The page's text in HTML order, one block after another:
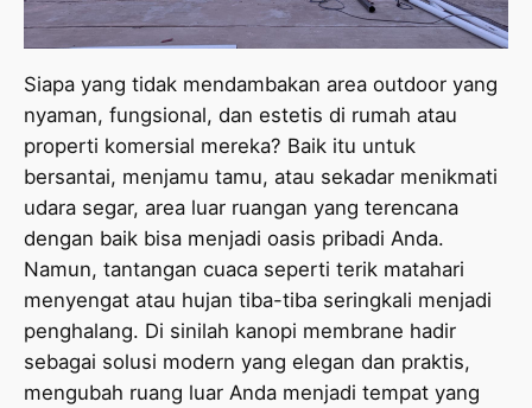
Siapa yang tidak mendambakan area outdoor yang
nyaman, fungsional, dan estetis di rumah atau
properti komersial mereka? Baik itu untuk
bersantai, menjamu tamu, atau sekadar menikmati
udara segar, area luar ruangan yang terencana
dengan baik bisa menjadi oasis pribadi Anda.
Namun, tantangan cuaca seperti terik matahari
menyengat atau hujan tiba-tiba seringkali menjadi
penghalang. Di sinilah kanopi membrane hadir
sebagai solusi modern yang elegan dan praktis,
mengubah ruang luar Anda menjadi tempat yang